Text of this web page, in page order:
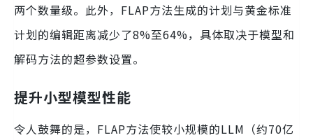
两个数量级。此外，FLAP方法生成的计划与黄金标准
计划的编辑距离减少了8%至64%，具体取决于模型和
解码方法的超参数设置。
提升小型模型性能
令人鼓舞的是，FLAP方法使较小规模的LLM（约70亿